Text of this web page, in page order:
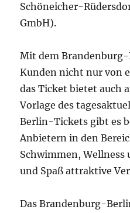
Schöneicher-
GmbH).
Mit dem
Kunden nicht nur von
das Ticket bietet auch
Vorlage des
Berlin-Tickets gibt es
Anbietern in den
Schwimmen, Wellness
und Spaß attraktive
Das Brandenburg-